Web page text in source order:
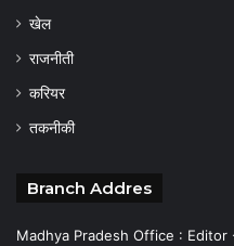
खेल
राजनीती
करियर
तकनीकी
Branch Addres
Madhya Pradesh Office : Editor